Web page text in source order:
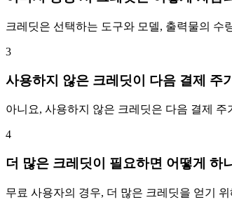
크레딧은 선택하는 도구와 모델, 출력물의 수
3
사용하지 않은 크레딧이 다음 결제 주
아니요, 사용하지 않은 크레딧은 다음 결제
4
더 많은 크레딧이 필요하면 어떻게 하
무료 사용자의 경우, 더 많은 크레딧을 얻기